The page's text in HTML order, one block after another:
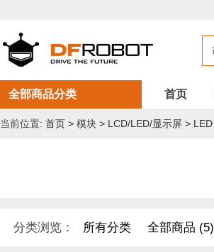
全部商品分类 首页
当前位置: 首页 > 模块 > LCD/LED/显示屏 > LED
分类浏览： 所有分类 全部商品 (5)